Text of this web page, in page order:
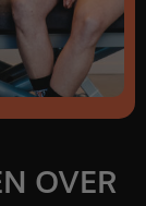
OVER